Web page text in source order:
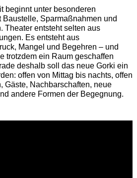
beginnt unter besonderen
Baustelle, Sparmaßnahmen und
Theater entsteht selten aus
Es entsteht aus
Mangel und Begehren – und
trotzdem ein Raum geschaffen
deshalb soll das neue Gorki ein
offen von Mittag bis nachts, offen
Gäste, Nachbarschaften, neue
andere Formen der Begegnung.